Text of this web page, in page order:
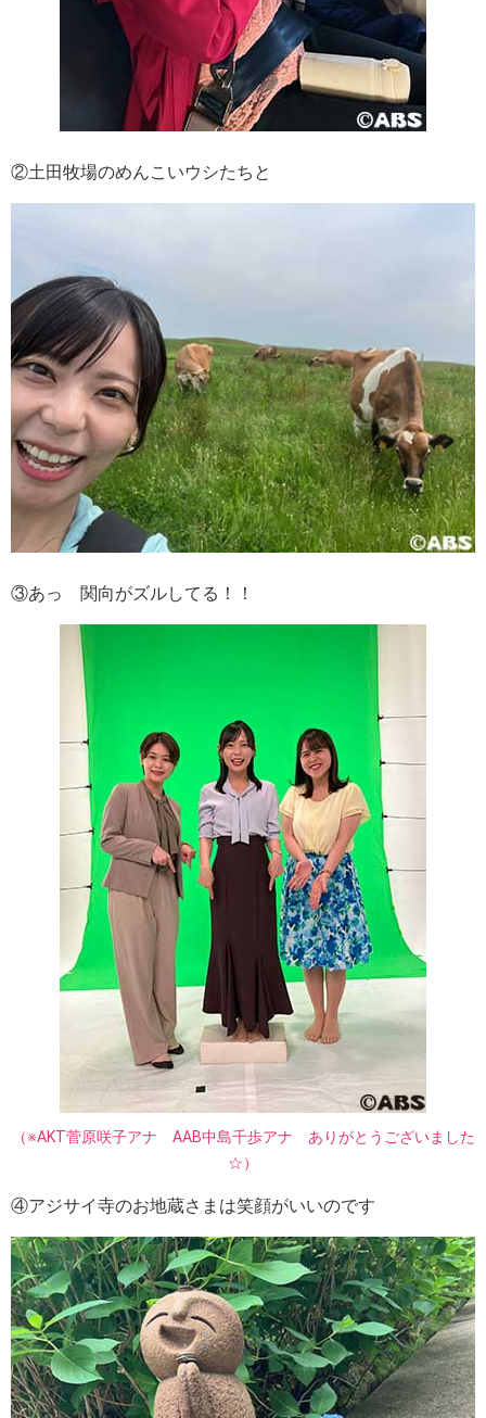
②土田牧場のめんこいウシたちと
③あっ 関向がズルしてる！！
（※AKT菅原咲子アナ AAB中島千歩アナ ありがとうございました
☆）
④アジサイ寺のお地蔵さまは笑顔がいいのです